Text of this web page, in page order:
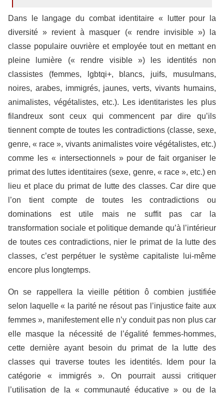
Dans le langage du combat identitaire « lutter pour la
diversité » revient à masquer (« rendre invisible ») la
classe populaire ouvrière et employée tout en mettant en
pleine lumière (« rendre visible ») les identités non
classistes (femmes, lgbtqi+, blancs, juifs, musulmans,
noires, arabes, immigrés, jaunes, verts, vivants humains,
animalistes, végétalistes, etc.). Les identitaristes les plus
filandreux sont ceux qui commencent par dire qu’ils
tiennent compte de toutes les contradictions (classe, sexe,
genre, « race », vivants animalistes voire végétalistes, etc.)
comme les « intersectionnels » pour de fait organiser le
primat des luttes identitaires (sexe, genre, « race », etc.) en
lieu et place du primat de lutte des classes. Car dire que
l’on tient compte de toutes les contradictions ou
dominations est utile mais ne suffit pas car la
transformation sociale et politique demande qu’à l’intérieur
de toutes ces contradictions, nier le primat de la lutte des
classes, c’est perpétuer le système capitaliste lui-même
encore plus longtemps.
On se rappellera la vieille pétition ô combien justifiée
selon laquelle « la parité ne résout pas l’injustice faite aux
femmes », manifestement elle n’y conduit pas non plus car
elle masque la nécessité de l’égalité femmes-hommes,
cette dernière ayant besoin du primat de la lutte des
classes qui traverse toutes les identités. Idem pour la
catégorie « immigrés ». On pourrait aussi critiquer
l’utilisation de la « communauté éducative » ou de la